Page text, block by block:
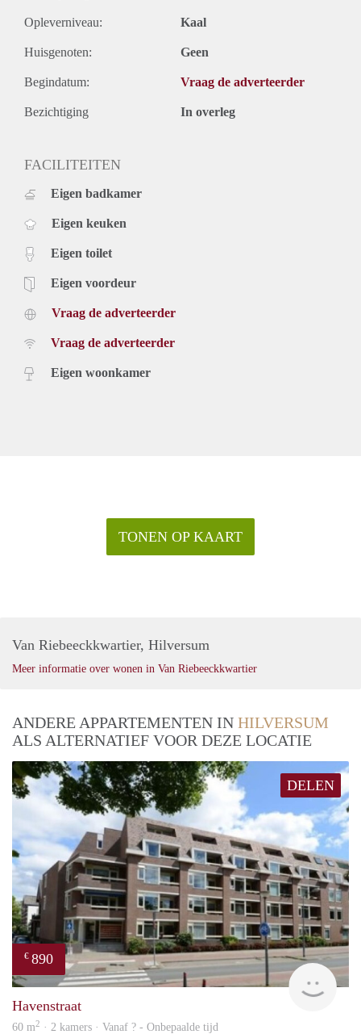
Opleverniveau: Kaal
Huisgenoten: Geen
Begindatum: Vraag de adverteerder
Bezichtiging In overleg
FACILITEITEN
Eigen badkamer
Eigen keuken
Eigen toilet
Eigen voordeur
Vraag de adverteerder
Vraag de adverteerder
Eigen woonkamer
TONEN OP KAART
Van Riebeeckkwartier, Hilversum
Meer informatie over wonen in Van Riebeeckkwartier
ANDERE APPARTEMENTEN IN HILVERSUM
ALS ALTERNATIEF VOOR DEZE LOCATIE
DELEN
€ 890
Havenstraat
60 m2 · 2 kamers · Vanaf ? - Onbepaalde tijd